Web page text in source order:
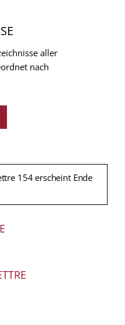
aller
nach
154 erscheint Ende